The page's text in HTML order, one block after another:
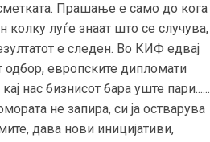
Прашање е само до кога
колку луѓе знаат што се случува,
е следен. Во КИФ едвај
европските дипломати
нас бизнисот бара уште пари......
не запира, си ја остварува
дава нови иницијативи,